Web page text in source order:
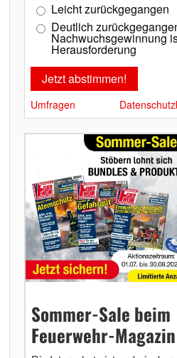
Leicht zurückgegangen
Deutlich
Nachwuchsgewinnung
Herausforderung
Umfragen
Sommer-Sale beim
Feuerwehr-Magazin